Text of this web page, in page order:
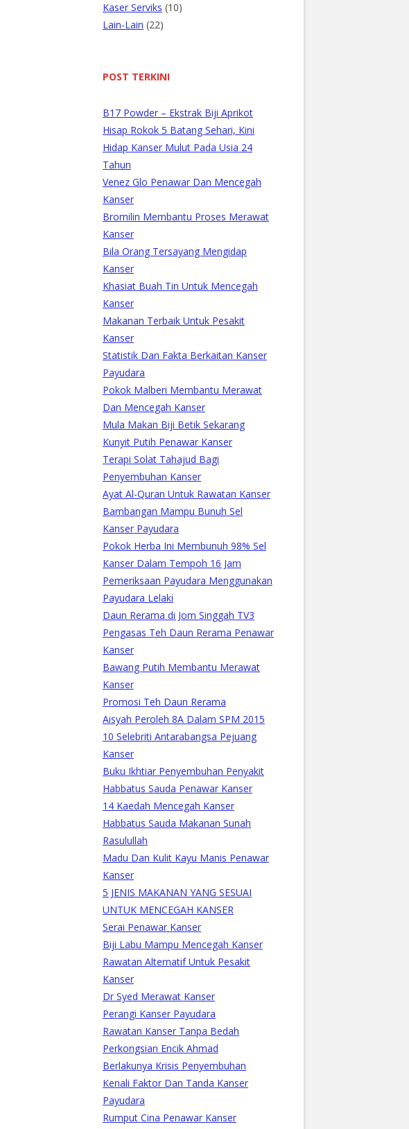
Kaser Serviks (10)
Lain-Lain (22)
POST TERKINI
B17 Powder – Ekstrak Biji Aprikot
Hisap Rokok 5 Batang Sehari, Kini
Hidap Kanser Mulut Pada Usia 24
Tahun
Venez Glo Penawar Dan Mencegah
Kanser
Bromilin Membantu Proses Merawat
Kanser
Bila Orang Tersayang Mengidap
Kanser
Khasiat Buah Tin Untuk Mencegah
Kanser
Makanan Terbaik Untuk Pesakit
Kanser
Statistik Dan Fakta Berkaitan Kanser
Payudara
Pokok Malberi Membantu Merawat
Dan Mencegah Kanser
Mula Makan Biji Betik Sekarang
Kunyit Putih Penawar Kanser
Terapi Solat Tahajud Bagi
Penyembuhan Kanser
Ayat Al-Quran Untuk Rawatan Kanser
Bambangan Mampu Bunuh Sel
Kanser Payudara
Pokok Herba Ini Membunuh 98% Sel
Kanser Dalam Tempoh 16 Jam
Pemeriksaan Payudara Menggunakan
Payudara Lelaki
Daun Rerama di Jom Singgah TV3
Pengasas Teh Daun Rerama Penawar
Kanser
Bawang Putih Membantu Merawat
Kanser
Promosi Teh Daun Rerama
Aisyah Peroleh 8A Dalam SPM 2015
10 Selebriti Antarabangsa Pejuang
Kanser
Buku Ikhtiar Penyembuhan Penyakit
Habbatus Sauda Penawar Kanser
14 Kaedah Mencegah Kanser
Habbatus Sauda Makanan Sunah
Rasulullah
Madu Dan Kulit Kayu Manis Penawar
Kanser
5 JENIS MAKANAN YANG SESUAI
UNTUK MENCEGAH KANSER
Serai Penawar Kanser
Biji Labu Mampu Mencegah Kanser
Rawatan Alternatif Untuk Pesakit
Kanser
Dr Syed Merawat Kanser
Perangi Kanser Payudara
Rawatan Kanser Tanpa Bedah
Perkongsian Encik Ahmad
Berlakunya Krisis Penyembuhan
Kenali Faktor Dan Tanda Kanser
Payudara
Rumput Cina Penawar Kanser